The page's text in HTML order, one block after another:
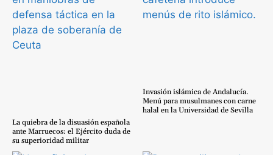
La quiebra de la disuasión española
ante Marruecos: el Ejército duda de
su superioridad militar
Invasión islámica de Andalucía.
Menú para musulmanes con carne
halal en la Universidad de Sevilla